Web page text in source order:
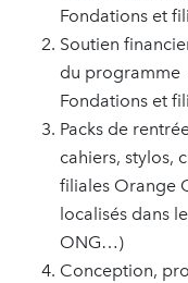
Fondations et
Soutien
du programme
Fondations et
Packs de
cahiers, stylos,
filiales Orange
localisés dans
ONG…)
Conception,